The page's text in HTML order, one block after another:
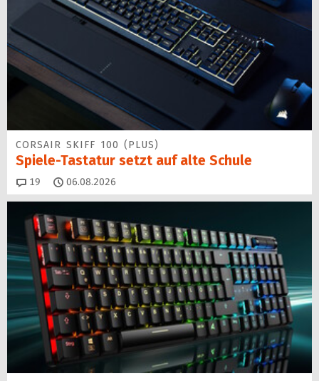
CORSAIR SKIFF 100 (PLUS)
Spiele-Tastatur setzt auf alte Schule
19 Kommentare
06.08.2026